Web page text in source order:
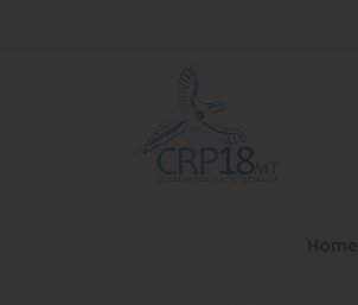
Home